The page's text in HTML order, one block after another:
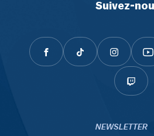
Suivez-
NEWSLETTER